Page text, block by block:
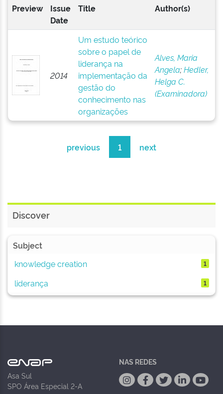
Preview
Issue
Date
Title Author(s)
2014
Um estudo teórico
sobre o papel de
liderança na
implementação da
gestão do
conhecimento nas
organizações
Alves, Maria
Angela;Hedler,
Helga C.
(Examinadora)
previous 1 next
Discover
Subject
knowledge creation
1
liderança 1
Asa Sul
SPO Área Especial 2-A
NAS REDES